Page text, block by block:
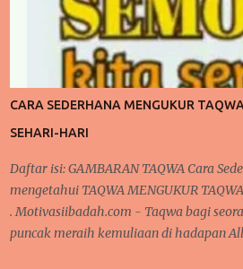
ayat yang menjelaskan sendiri makna
mengupas sedikit mengenai tafsir,
fassara " artinya menjelaskan atau
isimnya "tafsir" berarti penjelasan atau
bisa dilihat dalam buku studi ilmu al-
begitupula tafsir dalam istilah adalah
menerangkan, menjelaskan dan
CARA SEDERHANA MENGUKUR
SEHARI-HARI
Daftar isi: GAMBARAN TAQWA Cara
mengetahui TAQWA MENGUKUR
. Motivasiibadah.com - Taqwa bagi
puncak meraih kemuliaan di hadapan